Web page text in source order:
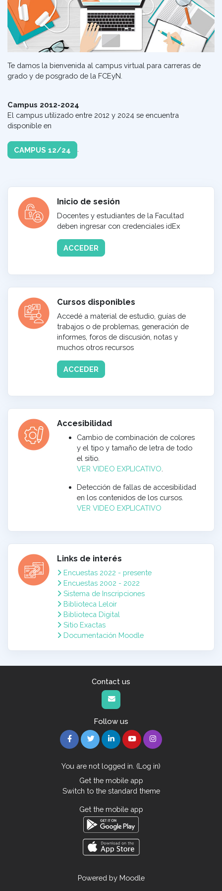
Te damos la bienvenida al campus virtual para carreras de
grado y de posgrado de la FCEyN.
Campus 2012-2024
El campus utilizado entre 2012 y 2024 se encuentra
disponible en
CAMPUS 12/24
Inicio de sesión
Docentes y estudiantes de la Facultad
deben ingresar con credenciales idEx
ACCEDER
Cursos disponibles
Accedé a material de estudio, guías de
trabajos o de problemas, generación de
informes, foros de discusión, notas y
muchos otros recursos
ACCEDER
Accesibilidad
Cambio de combinación de colores
y el tipo y tamaño de letra de todo
el sitio.
VER VIDEO EXPLICATIVO
Detección de fallas de accesibilidad
en los contenidos de los cursos.
VER VIDEO EXPLICATIVO
Links de interés
Encuestas 2022 - presente
Encuestas 2002 - 2022
Sistema de Inscripciones
Biblioteca Leloir
Biblioteca Digital
Sitio Exactas
Documentación Moodle
Contact us
Follow us
You are not logged in. (Log in)
Get the mobile app
Switch to the standard theme
Get the mobile app
Powered by Moodle